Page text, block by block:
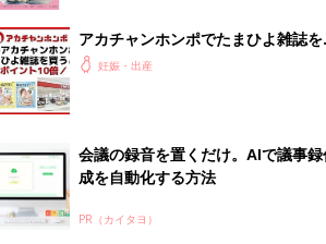
予定日計算ツール
妊活のタイミングの目安も
・手続き